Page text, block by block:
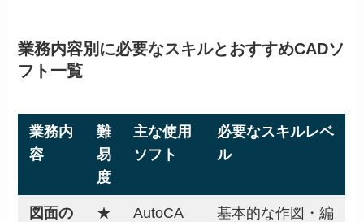
業務内容別に必要なスキルとおすすめCADソ
フト一覧
業務内
容
難
易
度
主な使用
ソフト
必要なスキルレベ
ル
図面の
★
AutoCA
基本的な作図・編